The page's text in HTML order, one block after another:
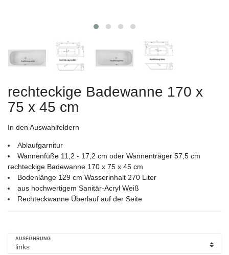
rechteckige Badewanne 170 x
75 x 45 cm
In den Auswahlfeldern
Ablaufgarnitur
Wannenfüße 11,2 - 17,2 cm oder Wannenträger 57,5 cm
rechteckige Badewanne 170 x 75 x 45 cm
Bodenlänge 129 cm Wasserinhalt 270 Liter
aus hochwertigem Sanitär-Acryl Weiß
Rechteckwanne Überlauf auf der Seite
AUSFÜHRUNG